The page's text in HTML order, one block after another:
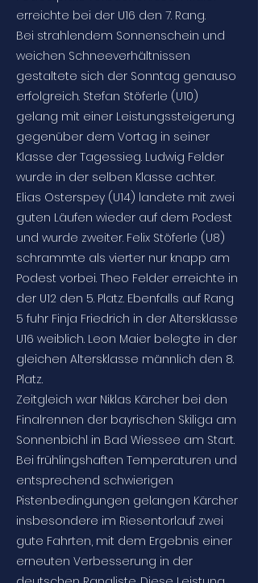
erreichte bei der U16 den 7. Rang.
Bei strahlendem Sonnenschein und
weichen Schneeverhältnissen
gestaltete sich der Sonntag genauso
erfolgreich. Stefan Stöferle (U10)
gelang mit einer Leistungssteigerung
gegenüber dem Vortag in seiner
Klasse der Tagessieg. Ludwig Felder
wurde in der selben Klasse achter.
Elias Osterspey (U14) landete mit zwei
guten Läufen wieder auf dem Podest
und wurde zweiter. Felix Stöferle (U8)
schrammte als vierter nur knapp am
Podest vorbei. Theo Felder erreichte in
der U12 den 5. Platz. Ebenfalls auf Rang
5 fuhr Finja Friedrich in der Altersklasse
U16 weiblich. Leon Maier belegte in der
gleichen Altersklasse männlich den 8.
Platz.
Zeitgleich war Niklas Kärcher bei den
Finalrennen der bayrischen Skiliga am
Sonnenbichl in Bad Wiessee am Start.
Bei frühlingshaften Temperaturen und
entsprechend schwierigen
Pistenbedingungen gelangen Kärcher
insbesondere im Riesentorlauf zwei
gute Fahrten, mit dem Ergebnis einer
erneuten Verbesserung in der